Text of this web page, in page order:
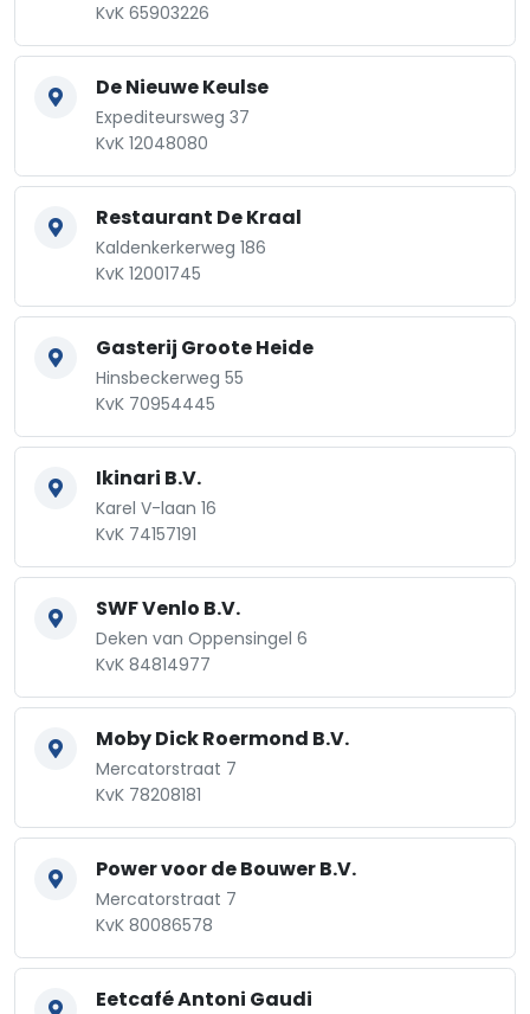
KvK 65903226
De Nieuwe Keulse
Expediteursweg 37
KvK 12048080
Restaurant De Kraal
Kaldenkerkerweg 186
KvK 12001745
Gasterij Groote Heide
Hinsbeckerweg 55
KvK 70954445
Ikinari B.V.
Karel V-laan 16
KvK 74157191
SWF Venlo B.V.
Deken van Oppensingel 6
KvK 84814977
Moby Dick Roermond B.V.
Mercatorstraat 7
KvK 78208181
Power voor de Bouwer B.V.
Mercatorstraat 7
KvK 80086578
Eetcafé Antoni Gaudi